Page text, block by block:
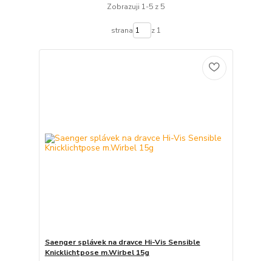
Zobrazuji 1-5 z 5
strana z 1
Saenger splávek na dravce Hi-Vis Sensible
Knicklichtpose m.Wirbel 15g